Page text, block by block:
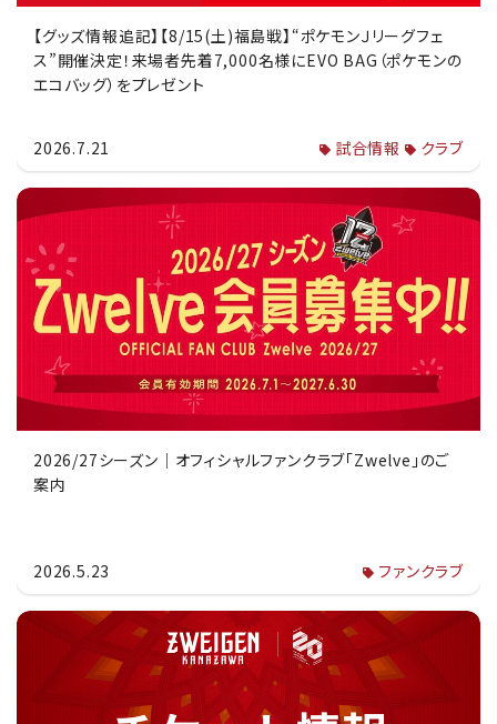
【グッズ情報追記】【8/15(土)福島戦】“ポケモンＪリーグフェ
ス”開催決定！来場者先着7,000名様にEVO BAG（ポケモンの
エコバッグ）をプレゼント
2026.7.21 試合情報 クラブ
2026/27シーズン｜オフィシャルファンクラブ「Zwelve」のご
案内
2026.5.23 ファンクラブ